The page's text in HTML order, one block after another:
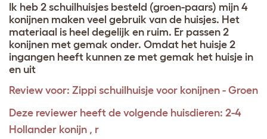
Ik heb 2 schuilhuisjes besteld (groen-paars) mijn 4
konijnen maken veel gebruik van de huisjes. Het
materiaal is heel degelijk en ruim. Er passen 2
konijnen met gemak onder. Omdat het huisje 2
ingangen heeft kunnen ze met gemak het huisje in
en uit
Review voor: Zippi schuilhuisje voor konijnen - Groen
Deze reviewer heeft de volgende huisdieren: 2-4
Hollander konijn , r